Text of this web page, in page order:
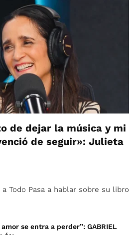
de dejar la música y mi
de seguir»: Julieta
Todo Pasa a hablar sobre su libro
amor se entra a perder”: GABRIEL